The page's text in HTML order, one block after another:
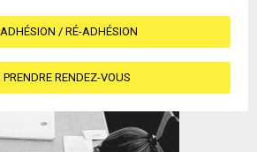
ADHÉSION / RÉ-ADHÉSION
PRENDRE RENDEZ-VOUS